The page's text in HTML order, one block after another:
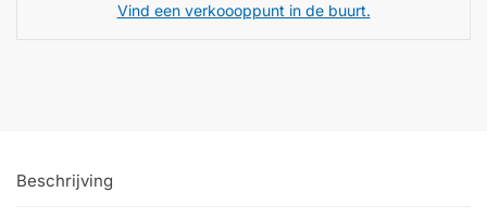
Vind een verkoooppunt in de buurt.
Beschrijving